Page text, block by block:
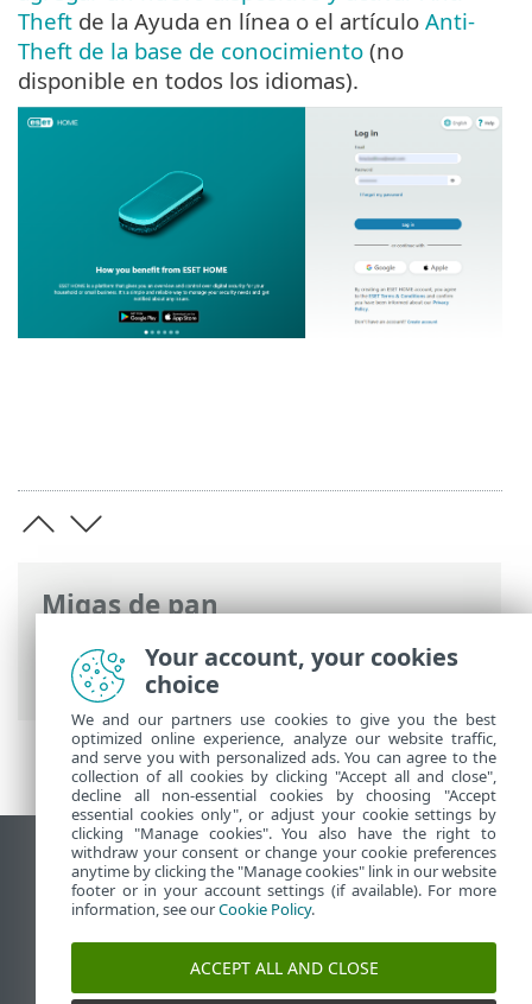
Migas de pan
Ayuda en línea de ESET> ESET HOME>
Registro
Theft de la Ayuda en línea o el artículo Anti-
Theft de la base de conocimiento (no
disponible en todos los idiomas).
Ver sitio del escritorio
End of Life
Base de conocimiento de ESET
Foro de ESET
ESET Status Portal
Your account, your cookies
choice
We and our partners use cookies to give you the best
optimized online experience, analyze our website traffic,
and serve you with personalized ads. You can agree to the
collection of all cookies by clicking "Accept all and close",
decline all non-essential cookies by choosing "Accept
essential cookies only", or adjust your cookie settings by
clicking "Manage cookies". You also have the right to
withdraw your consent or change your cookie preferences
anytime by clicking the "Manage cookies" link in our website
footer or in your account settings (if available). For more
information, see ourCookie Policy.
ACCEPT ALL AND CLOSE